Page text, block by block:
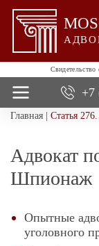
О нас
Цены
Отзывы
+7
Главная Статья
Адвокат
Шпионаж
Опытные
уголовного